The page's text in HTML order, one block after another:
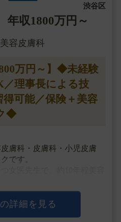
渋谷区
年収1800万円～
容皮膚科
万円～】◆未経験
／理事長による技
可能／保険＋美容
◆
膚科・皮膚科・小児皮膚
です。
ドクターで、医師として母
かして地域医療の貢献に努
詳細を見る